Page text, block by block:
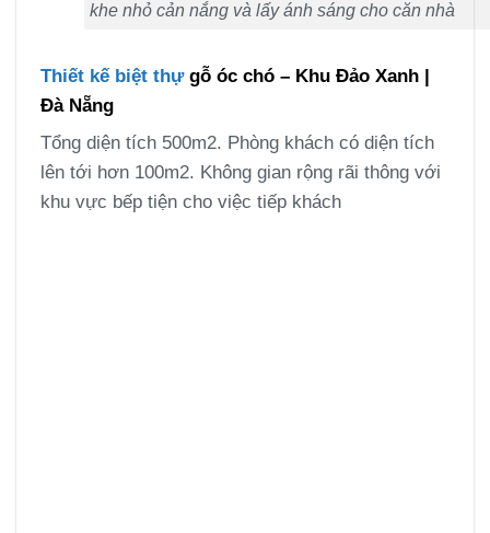
khe nhỏ cản nắng và lấy ánh sáng cho căn nhà
Thiết kế biệt thựgỗ óc chó – Khu Đảo Xanh |
Đà Nẵng
Tổng diện tích 500m2. Phòng khách có diện tích
lên tới hơn 100m2. Không gian rộng rãi thông với
khu vực bếp tiện cho việc tiếp khách